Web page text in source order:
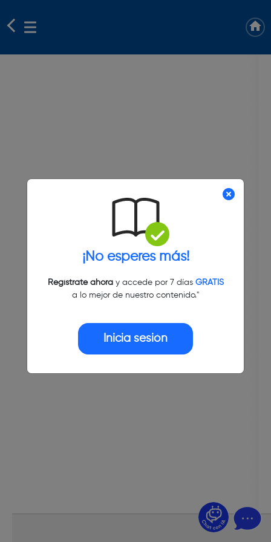
¡No esperes más!
Regístrate ahoray accede por 7 días GRATIS
a lo mejor de nuestro contenido."
Inicia sesión